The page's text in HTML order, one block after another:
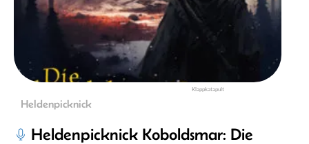
Klappkatapult
Heldenpicknick
Heldenpicknick Koboldsmar: Die